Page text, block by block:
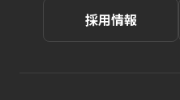
採用情報